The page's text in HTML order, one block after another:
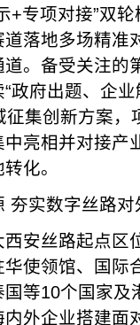
+专项对接”双
落地多场精准
。备受关注的
政府出题、企
征集创新方案
亮相并对接产
化。
夯实数字丝路对
安丝路起点区
华使领馆、国际
国等10个国家
内外企业搭建